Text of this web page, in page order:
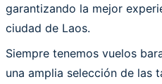
garantizando la mejor
ciudad de Laos.
Siempre tenemos vuelos
una amplia selección de las